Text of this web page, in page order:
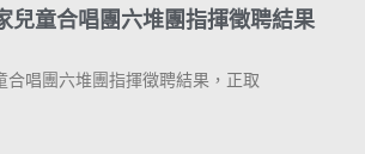
兒童合唱團六堆團指揮徵聘結果
合唱團六堆團指揮徵聘結果，正取